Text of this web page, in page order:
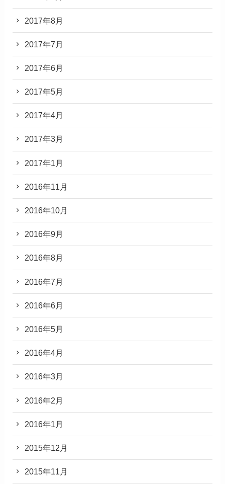
2017年8月
2017年7月
2017年6月
2017年5月
2017年4月
2017年3月
2017年1月
2016年11月
2016年10月
2016年9月
2016年8月
2016年7月
2016年6月
2016年5月
2016年4月
2016年3月
2016年2月
2016年1月
2015年12月
2015年11月